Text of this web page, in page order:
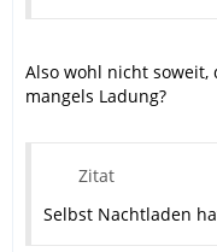
Also wohl nicht soweit,
mangels Ladung?
Zitat
Selbst Nachtladen